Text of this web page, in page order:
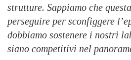
strutture. Sappiamo che
perseguire per sconfiggere
dobbiamo sostenere i nostri
siano competitivi nel